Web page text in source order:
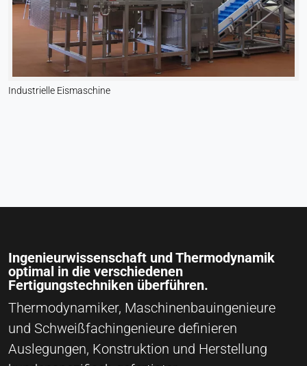
Industrielle Eismaschine
Ingenieurwissenschaft und Thermodynamik
optimal in die verschiedenen
Fertigungstechniken überführen.
Thermodynamiker, Maschinenbauingenieure
und Schweißfachingenieure definieren
Auslegungen, Konstruktion und Herstellung